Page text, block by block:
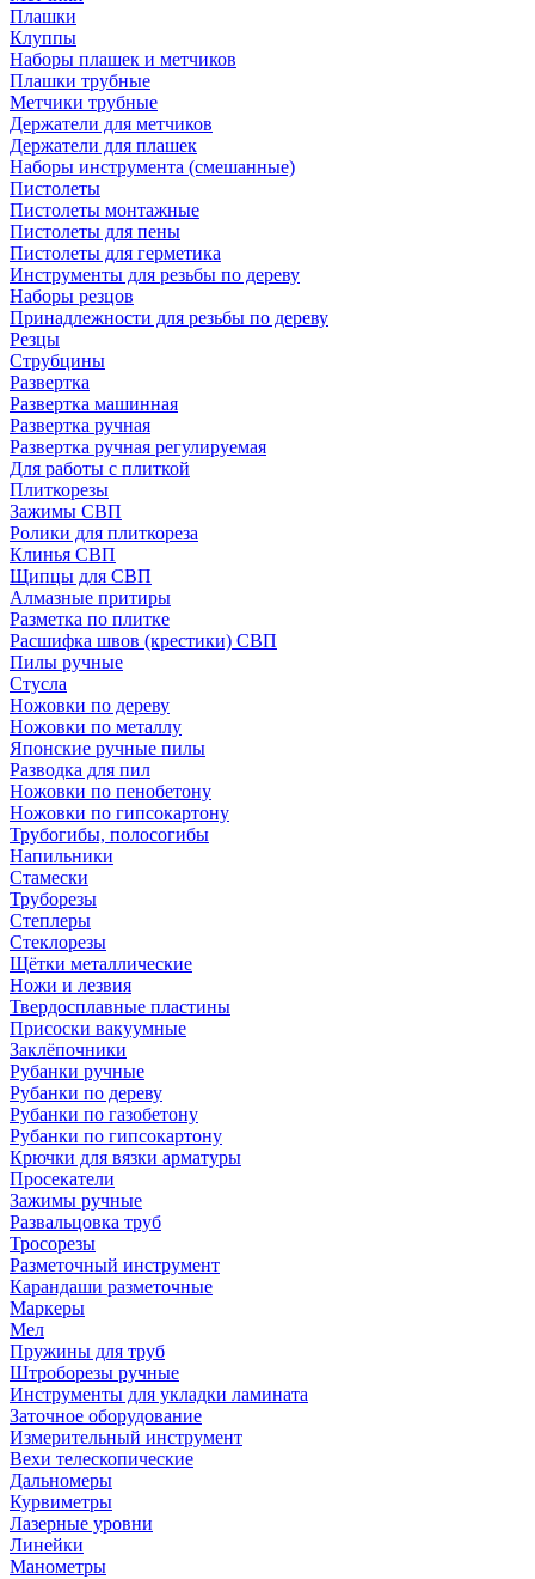
Плашки
Клуппы
Наборы плашек и метчиков
Плашки трубные
Метчики трубные
Держатели для метчиков
Держатели для плашек
Наборы инструмента (смешанные)
Пистолеты
Пистолеты монтажные
Пистолеты для пены
Пистолеты для герметика
Инструменты для резьбы по дереву
Наборы резцов
Принадлежности для резьбы по дереву
Резцы
Струбцины
Развертка
Развертка машинная
Развертка ручная
Развертка ручная регулируемая
Для работы с плиткой
Плиткорезы
Зажимы СВП
Ролики для плиткореза
Клинья СВП
Щипцы для СВП
Алмазные притиры
Разметка по плитке
Расшифка швов (крестики) СВП
Пилы ручные
Стусла
Ножовки по дереву
Ножовки по металлу
Японские ручные пилы
Разводка для пил
Ножовки по пенобетону
Ножовки по гипсокартону
Трубогибы, полосогибы
Напильники
Стамески
Труборезы
Степлеры
Стеклорезы
Щётки металлические
Ножи и лезвия
Твердосплавные пластины
Присоски вакуумные
Заклёпочники
Рубанки ручные
Рубанки по дереву
Рубанки по газобетону
Рубанки по гипсокартону
Крючки для вязки арматуры
Просекатели
Зажимы ручные
Развальцовка труб
Тросорезы
Разметочный инструмент
Карандаши разметочные
Маркеры
Мел
Пружины для труб
Штроборезы ручные
Инструменты для укладки ламината
Заточное оборудование
Измерительный инструмент
Вехи телескопические
Дальномеры
Курвиметры
Лазерные уровни
Линейки
Манометры